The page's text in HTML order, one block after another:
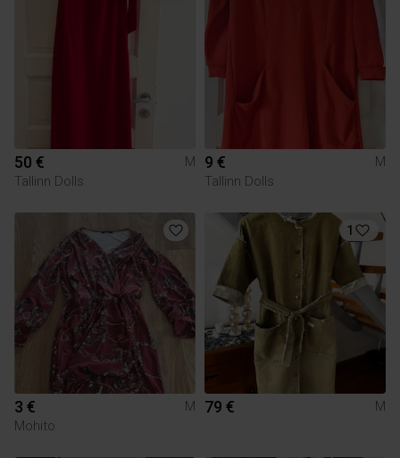
50 €
M
Tallinn Dolls
9 €
M
Tallinn Dolls
3 €
M
Mohito
1
79 € M